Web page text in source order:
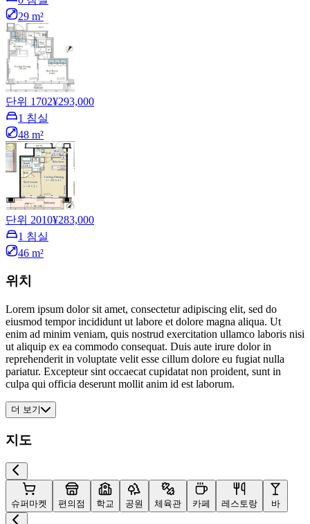
29 m²
단위 1702¥293,000
1 침실
48 m²
단위 2010¥283,000
1 침실
46 m²
위치
Lorem ipsum dolor sit amet, consectetur adipiscing elit, sed do
eiusmod tempor incididunt ut labore et dolore magna aliqua. Ut
enim ad minim veniam, quis nostrud exercitation ullamco laboris nisi
ut aliquip ex ea commodo consequat. Duis aute irure dolor in
reprehenderit in voluptate velit esse cillum dolore eu fugiat nulla
pariatur. Excepteur sint occaecat cupidatat non proident, sunt in
culpa qui officia deserunt mollit anim id est laborum.
더 보기
지도
슈퍼마켓 편의점 학교 공원 체육관 카페 레스토랑 바